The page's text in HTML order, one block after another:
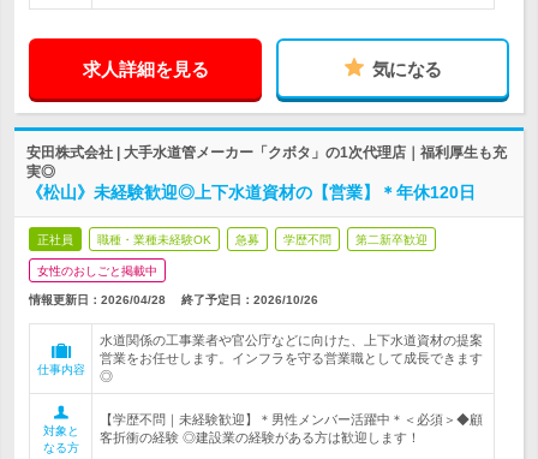
求人詳細を見る 気になる
安田株式会社 | 大手水道管メーカー「クボタ」の1次代理店｜福利厚生も充
実◎
《松山》未経験歓迎◎上下水道資材の【営業】＊年休120日
正社員 職種・業種未経験OK 急募 学歴不問 第二新卒歓迎
女性のおしごと掲載中
情報更新日：2026/04/28 終了予定日： 2026/10/26
仕事内容
水道関係の工事業者や官公庁などに向けた、上下水道資材の提案
営業をお任せします。インフラを守る営業職として成長できます
◎
対象と
なる方
【学歴不問｜未経験歓迎】＊男性メンバー活躍中＊＜必須＞◆顧
客折衝の経験 ◎建設業の経験がある方は歓迎します！